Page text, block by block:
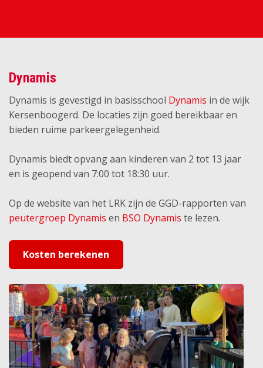
Dynamis
Dynamis is gevestigd in basisschool Dynamis in de wijk
Kersenboogerd. De locaties zijn goed bereikbaar en
bieden ruime parkeergelegenheid.
Dynamis biedt opvang aan kinderen van 2 tot 13 jaar
en is geopend van 7:00 tot 18:30 uur.
Op de website van het LRK zijn de GGD-rapporten van
peutergroep Dynamis en BSO Dynamis te lezen.
Kosten berekenen